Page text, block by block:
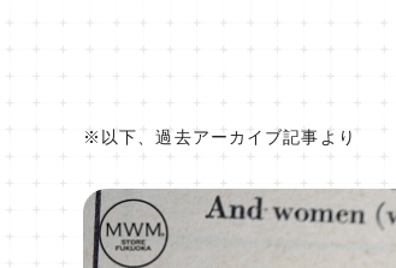
※以下、過去アーカイブ記事より